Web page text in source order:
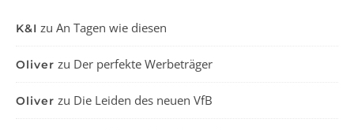
K&I zu An Tagen wie diesen
Oliver zu Der perfekte Werbeträger
Oliver zu Die Leiden des neuen VfB